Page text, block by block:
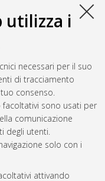
utilizza i
necessari per il suo
di tracciamento
consenso.
sono usati per
comunicazione
degli utenti.
solo con i
attivando
recettore CB1 nella
e non erosiva
Università di
medico-chirurgiche
Ciclo. DOI
Aug 5 20:36:05 2026